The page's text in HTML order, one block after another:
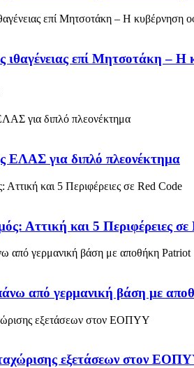
ιθαγένειας επί Μητσοτάκη – Η
ΕΛΑΣ για διπλό πλεονέκτημα
Αττική και 5 Περιφέρειες
από γερμανική βάση με
εξετάσεων στον